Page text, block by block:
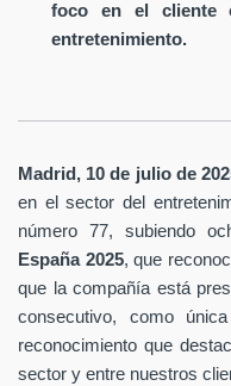
foco en el cliente
entretenimiento.
Madrid, 10 de julio de
en el sector del
número 77, subiendo
España 2025, que
que la compañía está
consecutivo, como
reconocimiento que
sector y entre nuestros